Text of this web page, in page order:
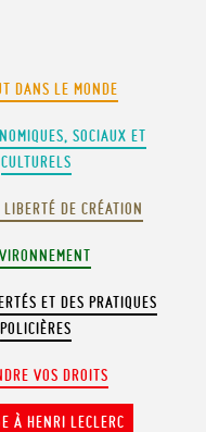
DANS LE MONDE
SOCIAUX ET
CULTURELS
DE CRÉATION
ET DES PRATIQUES
POLICIÈRES
VOS DROITS
À HENRI LECLERC